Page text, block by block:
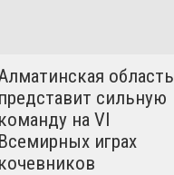
область
представит сильную
команду на VI
Всемирных играх
кочевников